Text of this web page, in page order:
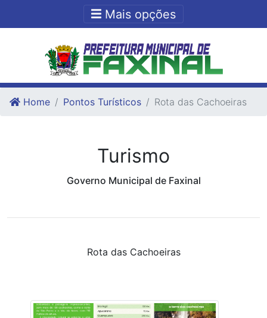
Ir para o fim do conteudo
Mais opções
Home Pontos Turísticos Rota das Cachoeiras
Turismo
Governo Municipal de Faxinal
Rota das Cachoeiras